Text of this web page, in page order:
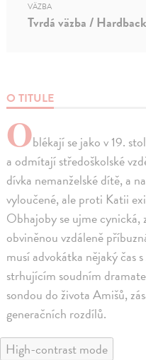
O TITULE
Oblékají se jako v 19.
a odmítají středoškolské
dívka nemanželské dítě, a
vyloučené, ale proti Katii
Obhajoby se ujme
obviněnou vzdáleně
musí advokátka nějaký čas
strhujícím soudním
sondou do života Amišů,
generačních rozdílů.
VÄZBA
Tvrdá väzba / Hardback
High-contrast mode